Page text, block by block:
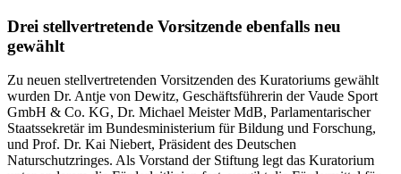
Drei stellvertretende Vorsitzende ebenfalls neu
gewählt
Zu neuen stellvertretenden Vorsitzenden des Kuratoriums gewählt
wurden Dr. Antje von Dewitz, Geschäftsführerin der Vaude Sport
GmbH & Co. KG, Dr. Michael Meister MdB, Parlamentarischer
Staatssekretär im Bundesministerium für Bildung und Forschung,
und Prof. Dr. Kai Niebert, Präsident des Deutschen
Naturschutzringes. Als Vorstand der Stiftung legt das Kuratorium